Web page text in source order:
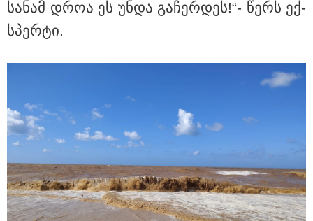
15:47 / 07-08-2026
Tower Group და BREEAM - ხარისხის საერთაშორისო
სტანდარტი ქართულ დეველოპმენტში
სა­ნამ დროა ეს უნდა გა­ჩერ­დეს!“- წერს ექ­
სპერ­ტი.